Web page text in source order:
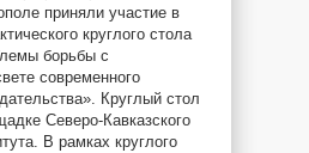
приняли участие в
круглого стола
борьбы с
современного
Круглый стол
Северо-Кавказского
В рамках круглого